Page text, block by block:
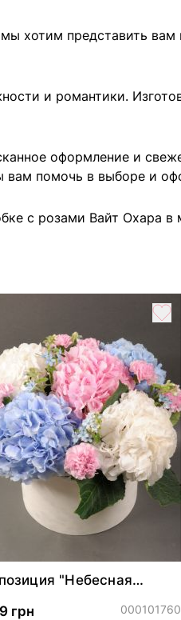
хотим представить вам
и романтики.
оформление и
вам помочь в выборе и
с розами Вайт Охара в
"Небесная
грн
000101760